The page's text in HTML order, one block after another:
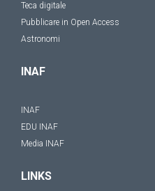
Teca digitale
Pubblicare in Open Access
Astronomi
INAF
INAF
EDU INAF
Media INAF
LINKS